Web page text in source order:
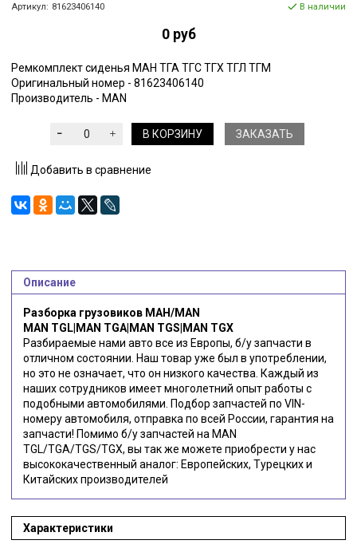
Артикул: 81623406140 В наличии
0 руб
Ремкомплект сиденья МАН ТГА ТГС ТГХ ТГЛ ТГМ
Оригинальный номер - 81623406140
Производитель - MAN
В КОРЗИНУ ЗАКАЗАТЬ
Добавить в сравнение
Описание
Разборка грузовиков МАН/MAN
MAN TGL|MAN TGA|MAN TGS|MAN TGX
Разбираемые нами авто все из Европы, б/у запчасти в
отличном состоянии. Наш товар уже был в употреблении,
но это не означает, что он низкого качества. Каждый из
наших сотрудников имеет многолетний опыт работы с
подобными автомобилями. Подбор запчастей по VIN-
номеру автомобиля, отправка по всей России, гарантия на
запчасти! Помимо б/у запчастей на MAN
TGL/TGA/TGS/TGX, вы так же можете приобрести у нас
высококачественный аналог: Европейских, Турецких и
Китайских производителей
Характеристики